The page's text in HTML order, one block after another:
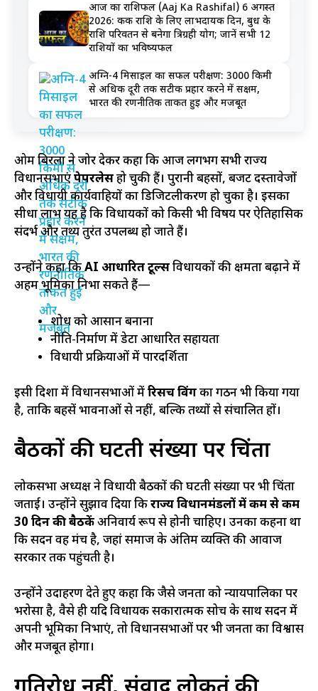
आज का राशिफल (Aaj Ka Rashifal) 6 अगस्त
2026: कर्क राशि के लिए लाभदायक दिन, बुध के
राशि परिवर्तन से बनेगा त्रिग्रही योग; जानें सभी 12
राशियों का भविष्यफल
अग्नि-4 मिसाइल का सफल परीक्षण: 3000 किमी
से अधिक दूरी तक सटीक प्रहार करने में सक्षम,
भारत की रणनीतिक ताकत हुई और मजबूत
ओम बिरला ने जोर देकर कहा कि आज लगभग सभी राज्य
विधानसभाएंपेपरलेसहो चुकी हैं। पुरानी बहसों, बजट दस्तावेजों
और विधायी कार्यवाहियों का डिजिटलीकरण हो चुका है। इसका
सीधा लाभ यह है कि विधायकों को किसी भी विषय पर ऐतिहासिक
संदर्भ और तथ्य तुरंत उपलब्ध हो जाते हैं।
उन्होंने कहा किAI आधारित टूल्सविधायकों की क्षमता बढ़ाने में
अहम भूमिका निभा सकते हैं—
शोध को आसान बनाना
नीति-निर्माण में डेटा आधारित सहायता
विधायी प्रक्रियाओं में पारदर्शिता
इसी दिशा में विधानसभाओं मेंरिसर्च विंगका गठन भी किया गया
है, ताकि बहसें भावनाओं से नहीं, बल्कि तथ्यों से संचालित हों।
बैठकों की घटती संख्या पर चिंता
लोकसभा अध्यक्ष ने विधायी बैठकों की घटती संख्या पर भी चिंता
जताई। उन्होंने सुझाव दिया किराज्य विधानमंडलों में कम से कम
30 दिन की बैठकेंअनिवार्य रूप से होनी चाहिए। उनका कहना था
कि सदन वह मंच है, जहां समाज के अंतिम व्यक्ति की आवाज
सरकार तक पहुंचती है।
उन्होंने उदाहरण देते हुए कहा कि जैसे जनता को न्यायपालिका पर
भरोसा है, वैसे ही यदि विधायक सकारात्मक सोच के साथ सदन में
अपनी भूमिका निभाएं, तो विधानसभाओं पर भी जनता का विश्वास
और मजबूत होगा।